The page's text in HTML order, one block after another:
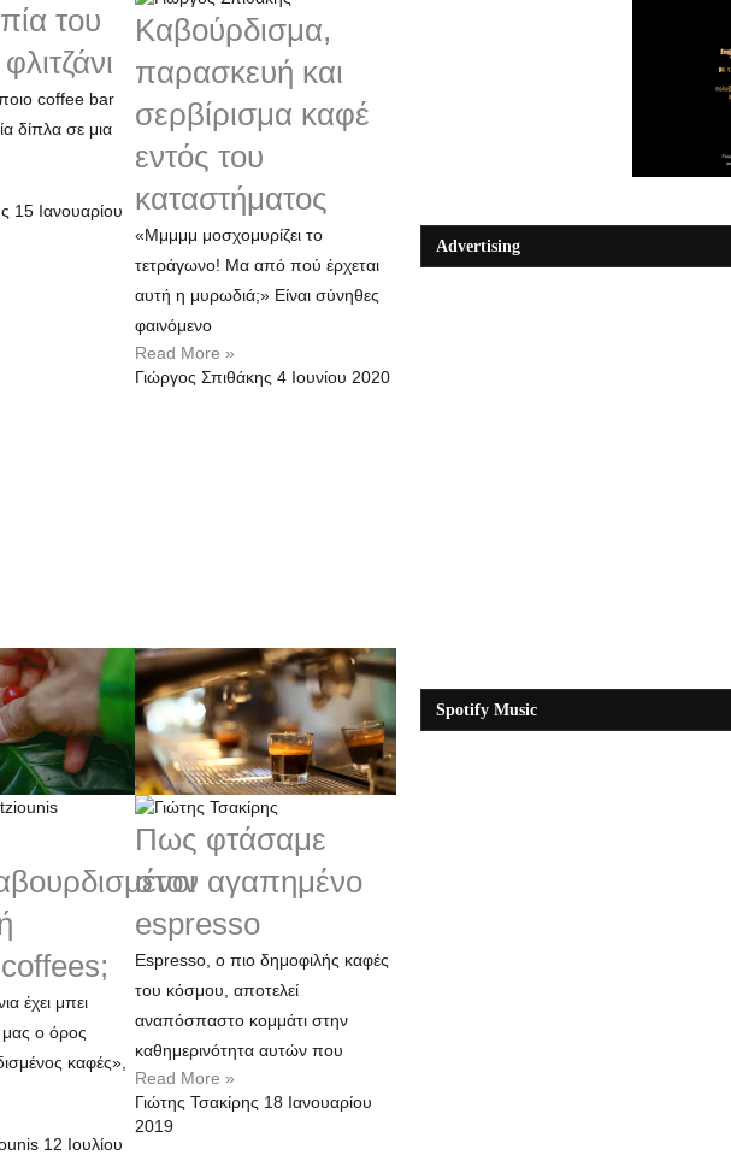
του
coffee bar
δίπλα σε μια
15 Ιανουαρίου
Καβούρδισμα,
παρασκευή και
σερβίρισμα καφέ
εντός του
καταστήματος
«Μμμμμ μοσχομυρίζει το
τετράγωνο! Μα από πού έρχεται
αυτή η μυρωδιά;» Είναι σύνηθες
φαινόμενο
Read More »
Γιώργος Σπιθάκης 4 Ιουνίου 2020
έχει μπει
ο όρος
καφές»,
12 Ιουλίου
Πως φτάσαμε
στον αγαπημένο
espresso
Espresso, ο πιο δημοφιλής καφές
του κόσμου, αποτελεί
αναπόσπαστο κομμάτι στην
καθημερινότητα αυτών που
Read More »
Γιώτης Τσακίρης 18 Ιανουαρίου
2019
Advertising
Spotify Music